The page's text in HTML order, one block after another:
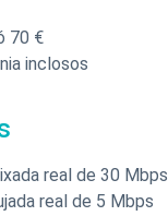
70 €
inclosos
real de 30 Mbps
real de 5 Mbps